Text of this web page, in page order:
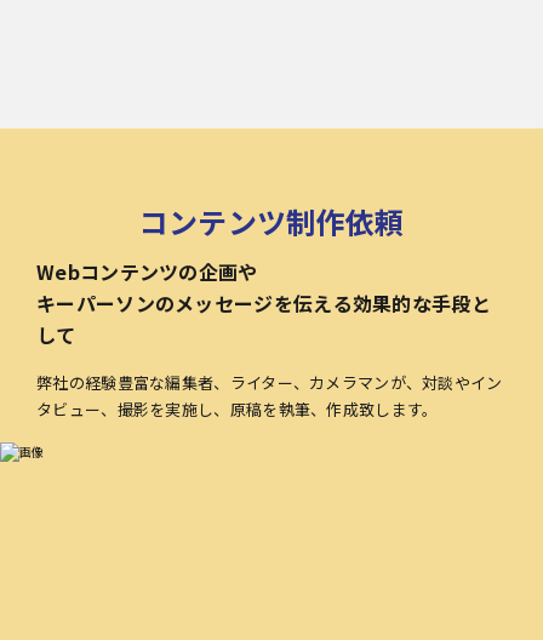
コンテンツ制作依頼
Webコンテンツの企画や
キーパーソンのメッセージを伝える効果的な手段と
して
弊社の経験豊富な編集者、ライター、カメラマンが、対談やイン
タビュー、撮影を実施し、原稿を執筆、作成致します。